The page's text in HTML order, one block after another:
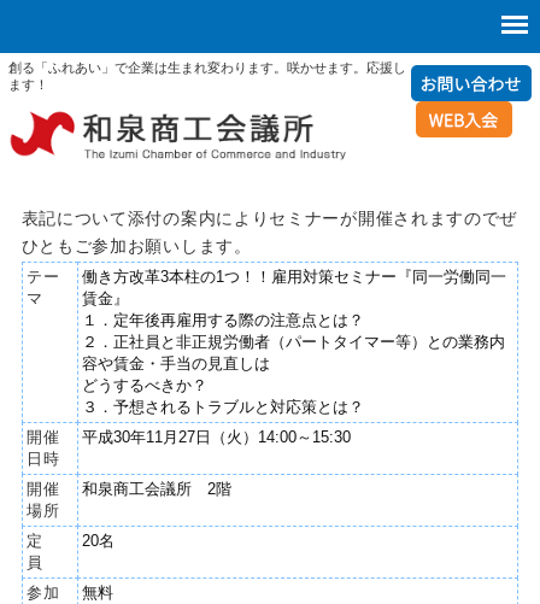
創る「ふれあい」で企業は生まれ変わります。咲かせます。応援し
ます！
表記について添付の案内によりセミナーが開催されますのでぜ
ひともご参加お願いします。
テー
マ
働き方改革3本柱の1つ！！雇用対策セミナー『同一労働同一
賃金』
１．定年後再雇用する際の注意点とは？
２．正社員と非正規労働者（パートタイマー等）との業務内
容や賃金・手当の見直しは
どうするべきか？
３．予想されるトラブルと対応策とは？
開催
日時
平成30年11月27日（火）14:00～15:30
開催
場所
和泉商工会議所 2階
定
員
20名
参加
無料